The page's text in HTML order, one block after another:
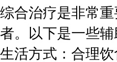
综合治疗是非常
者。以下是一些辅
生活方式：合理